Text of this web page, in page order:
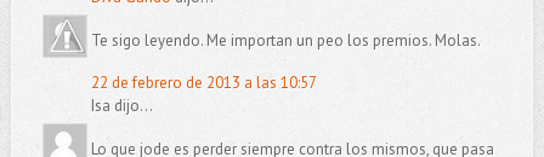
Te sigo leyendo. Me importan un peo los premios. Molas.
22 de febrero de 2013 a las 10:57
Isa dijo...
Lo que jode es perder siempre contra los mismos, que pasa